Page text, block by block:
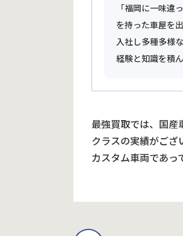
「福岡に一味違
を持った車屋を
入社し多種多様
経験と知識を積
最強買取では、国産
クラスの実績がござ
カスタム車両であっ